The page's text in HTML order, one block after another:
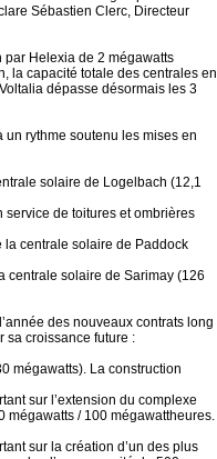
Sébastien Clerc, Directeur
Helexia de 2 mégawatts
la capacité totale des centrales en
dépasse désormais les 3
un rythme soutenu les mises en
solaire de Logelbach (12,1
service de toitures et ombrières
la centrale solaire de Paddock
centrale solaire de Sarimay (126
des nouveaux contrats long
sa croissance future :
mégawatts). La construction
sur l’extension du complexe
mégawatts / 100 mégawattheures.
sur la création d’un des plus